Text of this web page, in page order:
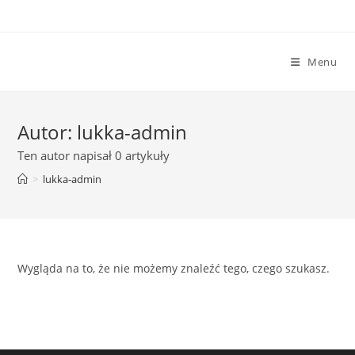
Menu
Autor: lukka-admin
Ten autor napisał 0 artykuły
> lukka-admin
Wygląda na to, że nie możemy znaleźć tego, czego szukasz.